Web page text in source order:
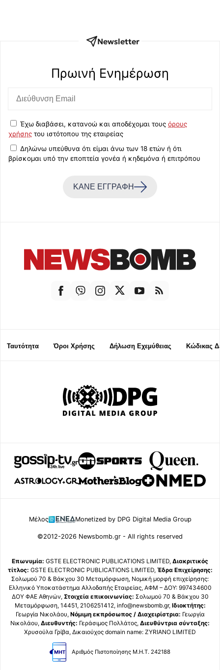
Newsletter
Πρωινή Eνημέρωση
Έχω διαβάσει, κατανοώ και αποδέχομαι τους όρους
χρήσης του ιστότοπου της εταιρείας
Δηλώνω υπεύθυνα ότι είμαι άνω των 18 ετών ή ότι
βρίσκομαι υπό την εποπτεία γονέα ή κηδεμόνα ή επιτρόπου
ΚΑΝΕ ΕΓΓΡΑΦΗ
Ταυτότητα Όροι Χρήσης Δήλωση Εχεμύθειας Κώδικας
Μέλος Monetized by DPG Digital Media Group
©2012-2026 Newsbomb.gr - All rights reserved
Επωνυμία: GSTE ELECTRONIC PUBLICATIONS LIMITED, Διακριτικός
τίτλος: GSTE ELECTRONIC PUBLICATIONS LIMITED, Έδρα Επιχείρησης:
Σολωμού 70 & Βάκχου 30 Μεταμόρφωση, Νομική μορφή επιχείρησης:
Ελληνικό Υποκατάστημα Αλλοδαπής Εταιρείας, ΑΦΜ – ΔΟΥ: 997434600
ΔΟΥ ΦΑΕ Αθηνών, Στοιχεία επικοινωνίας: Σολωμού 70 & Βάκχου 30
Μεταμόρφωση, 14451, 2106251412, info@newsbomb.gr, Ιδιοκτήτης:
Γεωργία Νικολάου, Νόμιμη εκπρόσωπος / Διαχειρίστρια: Γεωργία
Νικολάου, Διευθυντής: Γεράσιμος Πολλάτος, Διευθύντρια σύνταξης:
Χρυσούλα Γρίβα, Δικαιούχος domain name: ZYRIANO LIMITED
Αριθμός Πιστοποίησης Μ.Η.Τ. 242188